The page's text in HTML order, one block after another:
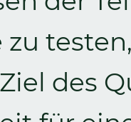
zu
des